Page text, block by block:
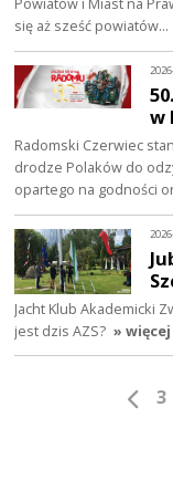
się aż sześć powiatów…
w
Radomski Czerwiec
drodze Polaków do
opartego na godności
Jacht Klub Akademicki
jest dzis AZS? » więcej
3